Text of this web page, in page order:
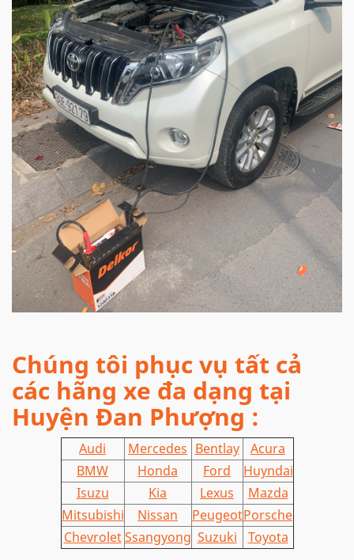
Chúng tôi phục vụ tất cả
các hãng xe đa dạng tại
Huyện Đan Phượng :
Audi Mercedes Bentlay
Acura
BMW
Honda Ford
Huyndai
Isuzu
Kia Lexus
Mazda
Mitsubishi
Nissan PeugeotPorsche
Chevrolet Ssangyong Suzuki Toyota